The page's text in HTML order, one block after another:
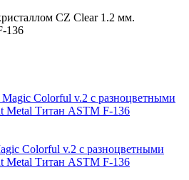
CZ Clear 1.2 мм.
136
Colorful v.2 с разноцветными
Metal Титан ASTM F-136